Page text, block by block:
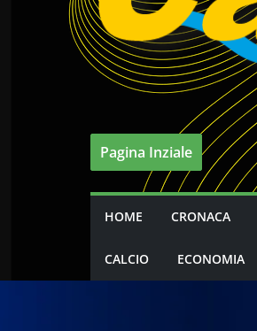
Pagina Inziale
HOME CRONACA
CALCIO ECONOMIA